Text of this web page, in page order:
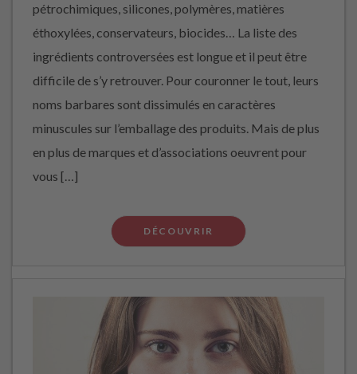
pétrochimiques, silicones, polymères, matières
éthoxylées, conservateurs, biocides… La liste des
ingrédients controversées est longue et il peut être
difficile de s’y retrouver. Pour couronner le tout, leurs
noms barbares sont dissimulés en caractères
minuscules sur l’emballage des produits. Mais de plus
en plus de marques et d’associations oeuvrent pour
vous […]
DÉCOUVRIR